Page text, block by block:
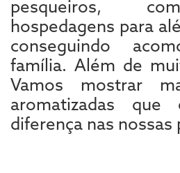
pesqueiros,
hospedagens para
conseguindo
família. Além de
Vamos mostrar
aromatizadas que
diferença nas nossas